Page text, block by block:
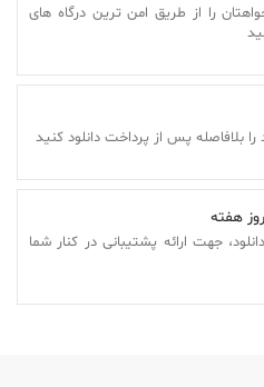
را از طریق امن ترین درگاه های
بلافاصله پس از پرداخت دانلود کنید
جهت ارائه پشتیبانی در کنار شما